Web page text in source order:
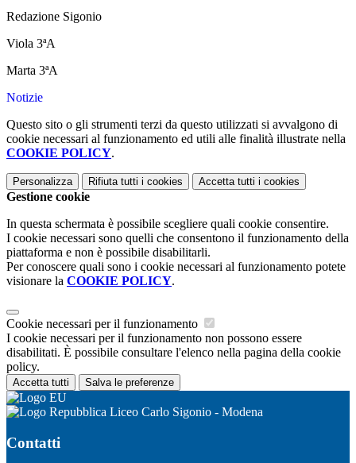
Redazione Sigonio
Viola 3ªA
Marta 3ªA
Notizie
Questo sito o gli strumenti terzi da questo utilizzati si avvalgono di
cookie necessari al funzionamento ed utili alle finalità illustrate nella
COOKIE POLICY.
Personalizza Rifiuta tutti i cookies Accetta tutti i cookies
Gestione cookie
In questa schermata è possibile scegliere quali cookie consentire.
I cookie necessari sono quelli che consentono il funzionamento della
piattaforma e non è possibile disabilitarli.
Per conoscere quali sono i cookie necessari al funzionamento potete
visionare la COOKIE POLICY.
Cookie necessari per il funzionamento
I cookie necessari per il funzionamento non possono essere
disabilitati. È possibile consultare l'elenco nella pagina della cookie
policy.
Accetta tutti Salva le preferenze
Liceo Carlo Sigonio - Modena
Contatti